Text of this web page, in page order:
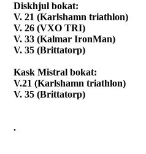
Diskhjul bokat:
V. 21 (Karlshamn triathlon)
V. 26 (VXO TRI)
V. 33 (Kalmar IronMan)
V. 35 (Brittatorp)
Kask Mistral bokat:
V.21 (Karlshamn triathlon)
V. 35 (Brittatorp)
.